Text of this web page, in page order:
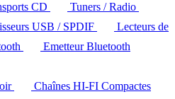
CD
Tuners / Radio
USB / SPDIF
Lecteurs de
Emetteur Bluetooth
Chaînes HI-FI Compactes